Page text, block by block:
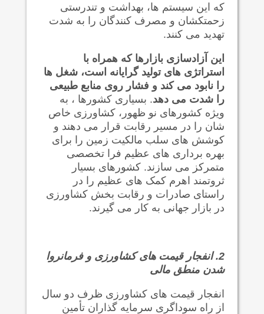
که این سیستم ها، بهداشت و تندرستی
زحمتکشان و مصرف کنندگان را به شدت
تهدید می کنند.
این آزادسازی بازارها که همراه با
استراتژی های تولید گرایانه است، شغل ها
را نابود می کند و فشار روی منابع طبیعی
را شدت می دهد. بسیاری کشورها ، به
ویژه کشورهای نو ظهور، کشاورزی خاص
شان را در مسیر رقابت قرار می دهند و
کوشش های سلب مالکیت زمین را برای
بهره برداری های عظیم فرا تخصصی
متمرکز می سازند. کشورهای بسیار
ثروتمند اهرم کمک های عظیم را در
راستای صادرات و رقابت بخش کشاورزی
در بازار جهانی به کار می گیرند.
2. انفجار قیمت های کشاورزی و فرمانروا
شدن منطق مالی
انفجار قیمت های کشاورزی ظرف دو سال
از راه سوداگری سرمایه گذاران تأمین